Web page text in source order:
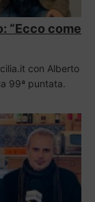
“Ecco come
con Alberto
99ª puntata.